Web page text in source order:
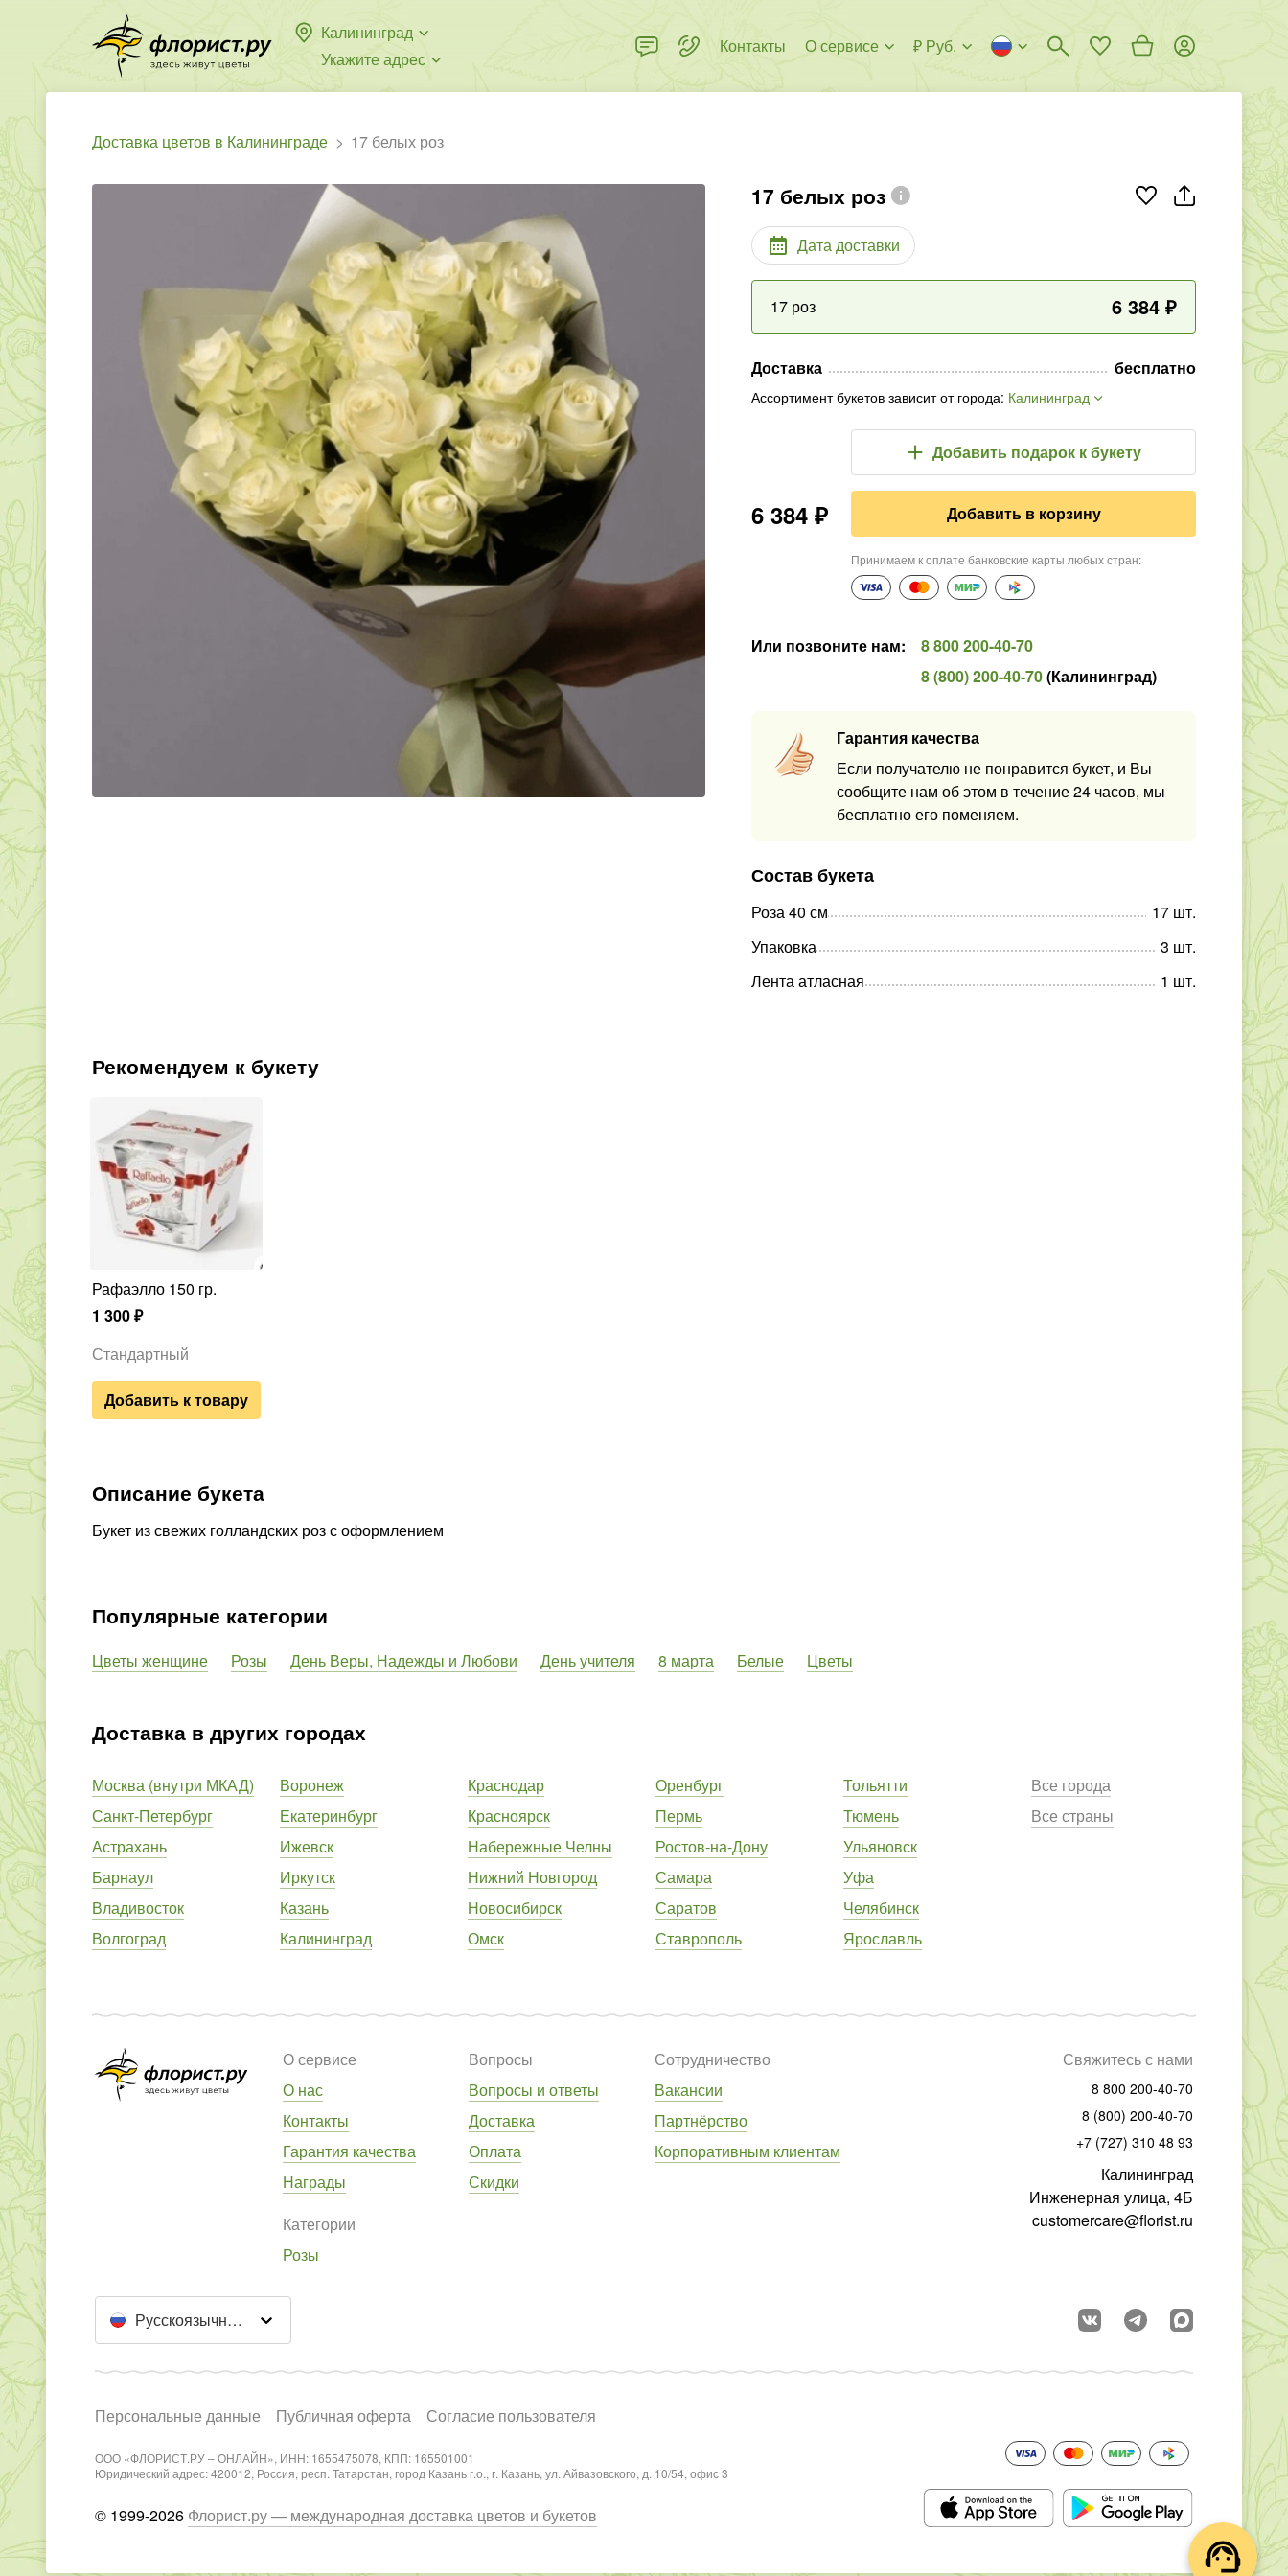
Калининград
Укажите адрес
Контакты О сервисе ₽ Руб.
Доставка цветов в Калининграде 17 белых роз
17 белых роз
Дата доставки
17 роз 6 384 ₽
Доставка бесплатно
Ассортимент букетов зависит от города: Калининград
6 384 ₽
Добавить подарок к букету
Добавить в корзину
Принимаем к оплате банковские карты любых стран:
Или позвоните нам:
8 800 200-40-70
8 (800) 200-40-70(Калининград)
Гарантия качества
Если получателю не понравится букет, и Вы
сообщите нам об этом в течение 24 часов, мы
бесплатно его поменяем.
Состав букета
Роза 40 см 17 шт.
Упаковка
3 шт.
Лента атласная
1 шт.
Рекомендуем к букету
Рафаэлло 150 гр.
1 300₽
Стандартный
Добавить к товару
Описание букета
Букет из свежих голландских роз с оформлением
Популярные категории
Цветы женщине Розы День Веры, Надежды и Любови День учителя 8 марта Белые Цветы
Доставка в других городах
Москва (внутри МКАД)
Санкт-Петербург
Астрахань
Барнаул
Владивосток
Волгоград
Воронеж
Екатеринбург
Ижевск
Иркутск
Казань
Калининград
Краснодар
Красноярск
Набережные Челны
Нижний Новгород
Новосибирск
Омск
Оренбург
Пермь
Ростов-на-Дону
Самара
Саратов
Ставрополь
Тольятти
Тюмень
Ульяновск
Уфа
Челябинск
Ярославль
Все города
Все страны
О сервисе
О нас
Контакты
Гарантия качества
Награды
Вопросы
Вопросы и ответы
Доставка
Оплата
Скидки
Сотрудничество
Вакансии
Партнёрство
Корпоративным клиентам
Категории
Розы
Свяжитесь с нами
8 800 200-40-70
8 (800) 200-40-70
+7 (727) 310 48 93
Калининград
Инженерная улица, 4Б
customercare@florist.ru
Русскоязычный сайт
Персональные данные Публичная оферта Согласие пользователя
ООО «ФЛОРИСТ.РУ – ОНЛАЙН», ИНН: 1655475078, КПП: 165501001
Юридический адрес: 420012, Россия, респ. Татарстан, город Казань г.о., г. Казань, ул. Айвазовского, д. 10/54, офис 3
© 1999-2026 Флорист.ру — международная доставка цветов и букетов